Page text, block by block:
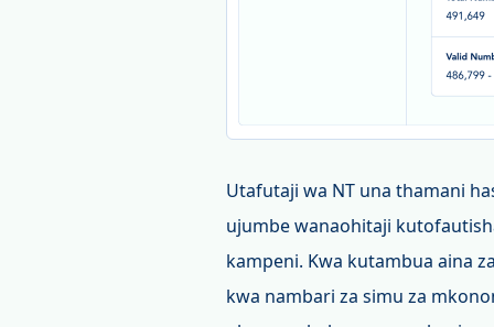
Utafutaji wa NT una thamani
ujumbe wanaohitaji
kampeni. Kwa kutambua aina
kwa nambari za simu za